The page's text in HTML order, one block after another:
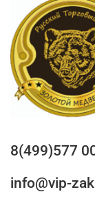
8(499)577
info@vip-